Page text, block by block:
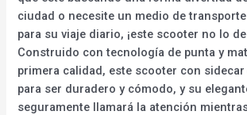
ciudad o necesite un medio de
para su viaje diario, ¡este scooter no lo
Construido con tecnología de punta y
primera calidad, este scooter con
para ser duradero y cómodo, y su
seguramente llamará la atención